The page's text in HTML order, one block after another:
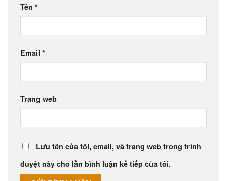
Tên *
Email *
Trang web
Lưu tên của tôi, email, và trang web trong trình
duyệt này cho lần bình luận kế tiếp của tôi.